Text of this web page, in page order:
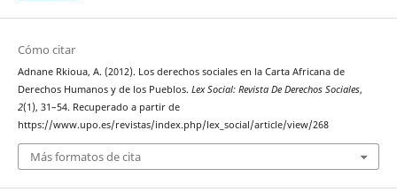
Cómo citar
Adnane Rkioua, A. (2012). Los derechos sociales en la Carta Africana de
Derechos Humanos y de los Pueblos. Lex Social: Revista De Derechos Sociales,
2(1), 31–54. Recuperado a partir de
https://www.upo.es/revistas/index.php/lex_social/article/view/268
Más formatos de cita